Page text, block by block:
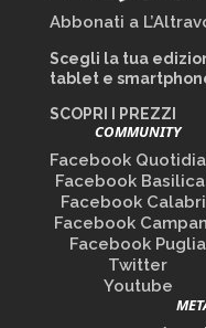
Abbonati a
Scegli la tua
tablet e
SCOPRI I PREZZI
COMMUNITY
Facebook
Facebook
Facebook
Facebook
Facebook Puglia
Twitter
Youtube